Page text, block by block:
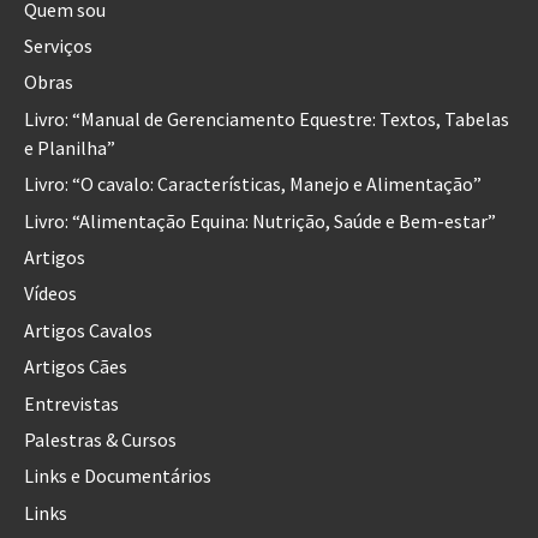
Quem sou
Serviços
Obras
Livro: “Manual de Gerenciamento Equestre: Textos, Tabelas
e Planilha”
Livro: “O cavalo: Características, Manejo e Alimentação”
Livro: “Alimentação Equina: Nutrição, Saúde e Bem-estar”
Artigos
Vídeos
Artigos Cavalos
Artigos Cães
Entrevistas
Palestras & Cursos
Links e Documentários
Links